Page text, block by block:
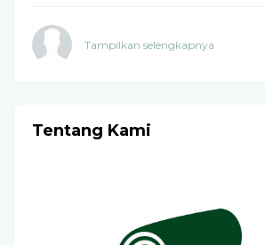
Tampilkan selengkapnya
Tentang Kami